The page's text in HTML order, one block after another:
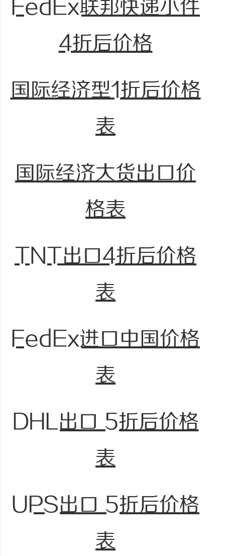
FedEx联邦快递小件
4折后价格
国际经济型1折后价格
表
国际经济大货出口价
格表
TNT出口4折后价格
表
FedEx进口中国价格
表
DHL出口 5折后价格
表
UPS出口 5折后价格
表